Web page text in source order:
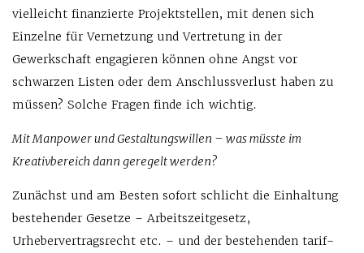
vielleicht finanzierte Projektstellen, mit denen sich
Einzelne für Vernetzung und Vertretung in der
Gewerkschaft engagieren können ohne Angst vor
schwarzen Listen oder dem Anschlussverlust haben zu
müssen? Solche Fragen finde ich wichtig.
Mit Manpower und Gestaltungswillen – was müsste im
Kreativbereich dann geregelt werden?
Zunächst und am Besten sofort schlicht die Einhaltung
bestehender Gesetze – Arbeitszeitgesetz,
Urhebervertragsrecht etc. – und der bestehenden tarif­